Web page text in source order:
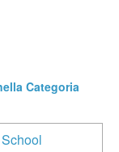
Categoria